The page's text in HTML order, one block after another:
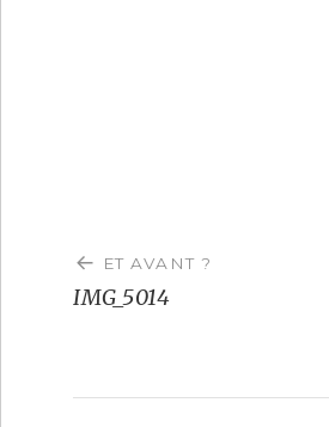
de
l’article
ET AVANT ?
IMG_5014